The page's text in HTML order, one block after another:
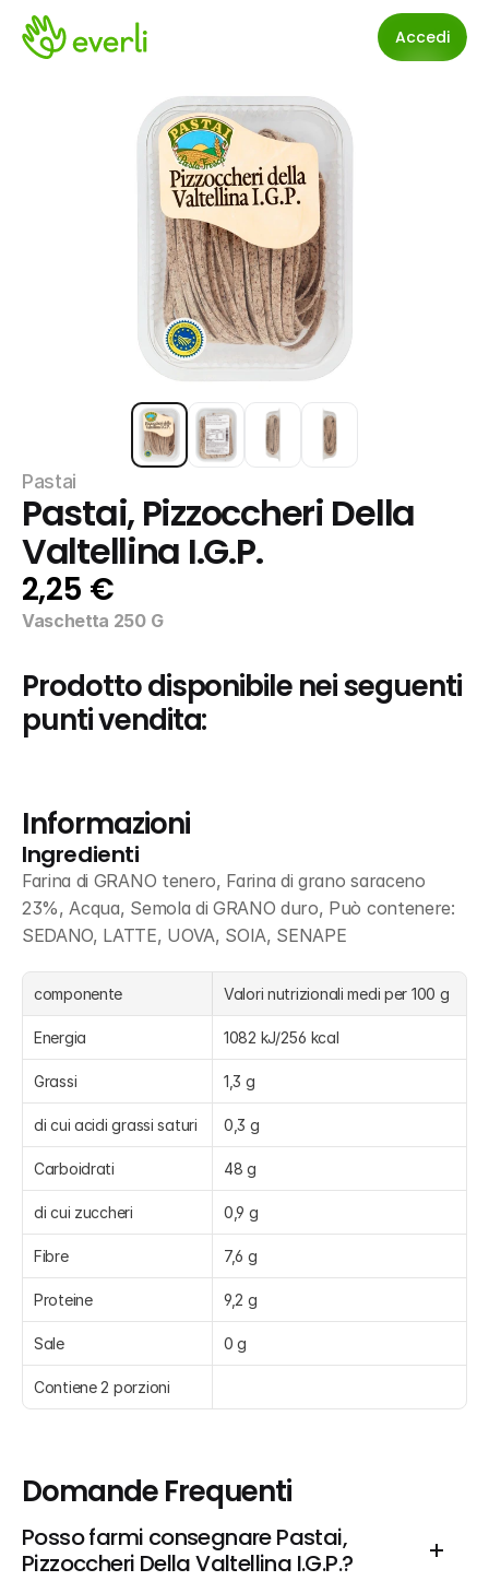
Accedi
Pastai
Pastai, Pizzoccheri Della
Valtellina I.G.P.
2,25 €
Vaschetta 250 G
Prodotto disponibile nei seguenti
punti vendita:
Informazioni
Ingredienti
Farina di GRANO tenero, Farina di grano saraceno
23%, Acqua, Semola di GRANO duro, Può contenere:
SEDANO, LATTE, UOVA, SOIA, SENAPE
componente Valori nutrizionali medi per 100 g
Energia 1082 kJ/256 kcal
Grassi 1,3 g
di cui acidi grassi saturi 0,3 g
Carboidrati 48 g
di cui zuccheri 0,9 g
Fibre 7,6 g
Proteine 9,2 g
Sale 0 g
Contiene 2 porzioni
Domande Frequenti
Posso farmi consegnare Pastai,
Pizzoccheri Della Valtellina I.G.P.?